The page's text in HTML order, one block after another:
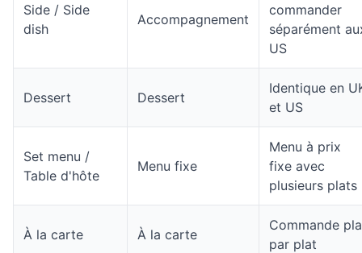
Side / Side
dish
Accompagnement
commander
séparément
US
Dessert Dessert
Identique en
et US
Set menu /
Table d'hôte
Menu fixe
Menu à prix
fixe avec
plusieurs plats
À la carte À la carte
Commande
par plat